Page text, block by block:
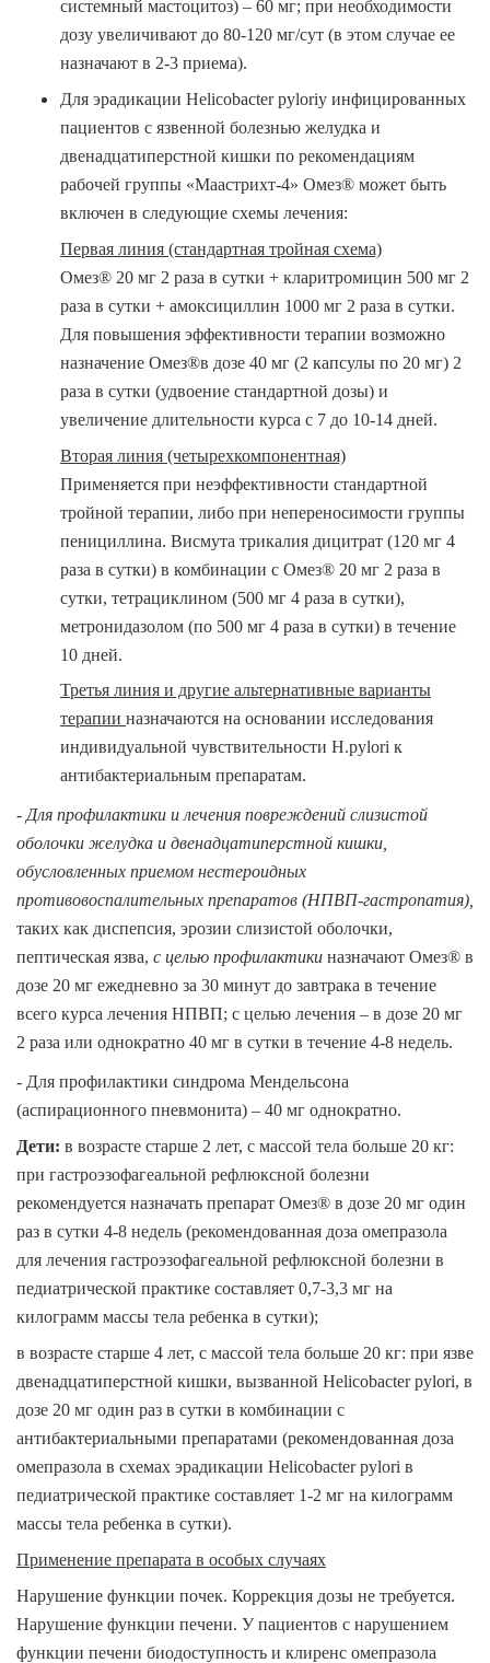
системный мастоцитоз) – 60 мг; при необходимости
дозу увеличивают до 80-120 мг/сут (в этом случае ее
назначают в 2-3 приема).
Для эрадикации Helicobacter pyloriу инфицированных
пациентов с язвенной болезнью желудка и
двенадцатиперстной кишки по рекомендациям
рабочей группы «Маастрихт-4» Омез® может быть
включен в следующие схемы лечения:
Первая линия (стандартная тройная схема)
Омез® 20 мг 2 раза в сутки + кларитромицин 500 мг 2
раза в сутки + амоксициллин 1000 мг 2 раза в сутки.
Для повышения эффективности терапии возможно
назначение Омез®в дозе 40 мг (2 капсулы по 20 мг) 2
раза в сутки (удвоение стандартной дозы) и
увеличение длительности курса с 7 до 10-14 дней.
Вторая линия (четырехкомпонентная)
Применяется при неэффективности стандартной
тройной терапии, либо при непереносимости группы
пенициллина. Висмута трикалия дицитрат (120 мг 4
раза в сутки) в комбинации с Омез® 20 мг 2 раза в
сутки, тетрациклином (500 мг 4 раза в сутки),
метронидазолом (по 500 мг 4 раза в сутки) в течение
10 дней.
Третья линия и другие альтернативные варианты
терапии назначаются на основании исследования
индивидуальной чувствительности Н.pylori к
антибактериальным препаратам.
- Для профилактики и лечения повреждений слизистой
оболочки желудка и двенадцатиперстной кишки,
обусловленных приемом нестероидных
противовоспалительных препаратов (НПВП-гастропатия),
таких как диспепсия, эрозии слизистой оболочки,
пептическая язва, с целью профилактики назначают Омез® в
дозе 20 мг ежедневно за 30 минут до завтрака в течение
всего курса лечения НПВП; с целью лечения – в дозе 20 мг
2 раза или однократно 40 мг в сутки в течение 4-8 недель.
- Для профилактики синдрома Мендельсона
(аспирационного пневмонита) – 40 мг однократно.
Дети: в возрасте старше 2 лет, с массой тела больше 20 кг:
при гастроэзофагеальной рефлюксной болезни
рекомендуется назначать препарат Омез® в дозе 20 мг один
раз в сутки 4-8 недель (рекомендованная доза омепразола
для лечения гастроэзофагеальной рефлюксной болезни в
педиатрической практике составляет 0,7-3,3 мг на
килограмм массы тела ребенка в сутки);
в возрасте старше 4 лет, с массой тела больше 20 кг: при язве
двенадцатиперстной кишки, вызванной Helicobacter pylori, в
дозе 20 мг один раз в сутки в комбинации с
антибактериальными препаратами (рекомендованная доза
омепразола в схемах эрадикации Helicobacter pylori в
педиатрической практике составляет 1-2 мг на килограмм
массы тела ребенка в сутки).
Применение препарата в особых случаях
Нарушение функции почек. Коррекция дозы не требуется.
Нарушение функции печени. У пациентов с нарушением
функции печени биодоступность и клиренс омепразола